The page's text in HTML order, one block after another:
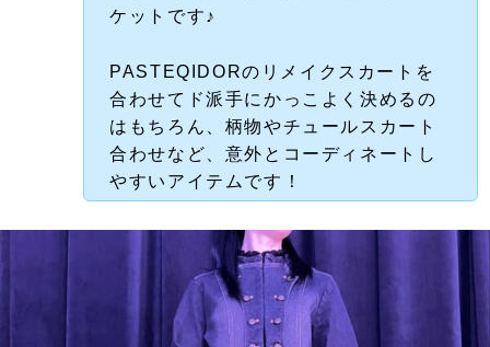
ケットです♪
PASTEQIDORのリメイクスカートを
合わせてド派手にかっこよく決めるの
はもちろん、柄物やチュールスカート
合わせなど、意外とコーディネートし
やすいアイテムです！